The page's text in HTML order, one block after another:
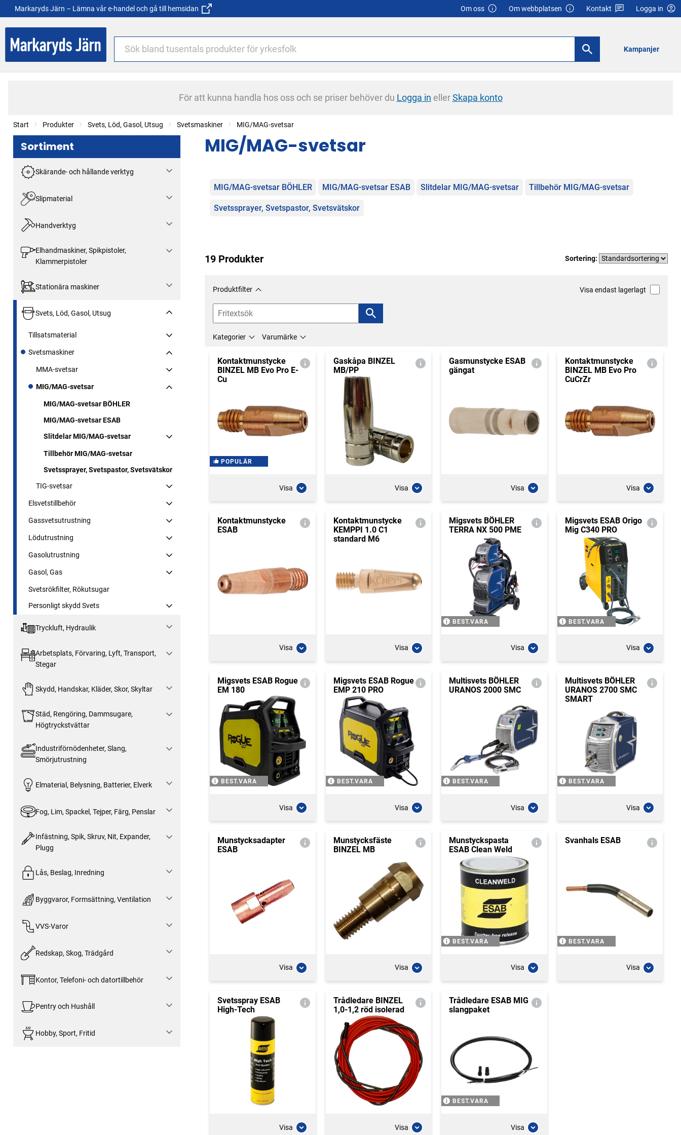
Markaryds Järn – Lämna vår e-handel och gå till hemsidan Om oss Om webbplatsen Kontakt Logga in
Kampanjer
För att kunna handla hos oss och se priser behöver du Logga in ellerSkapa konto
Start Produkter Svets, Löd, Gasol, Utsug Svetsmaskiner MIG/MAG-svetsar
Sortiment
Skärande- och hållande verktyg
Slipmaterial
Handverktyg
Elhandmaskiner, Spikpistoler,
Klammerpistoler
Stationära maskiner
Svets, Löd, Gasol, Utsug
Tillsatsmaterial
Svetsmaskiner
MMA-svetsar
MIG/MAG-svetsar
MIG/MAG-svetsar BÖHLER
MIG/MAG-svetsar ESAB
Slitdelar MIG/MAG-svetsar
Tillbehör MIG/MAG-svetsar
Svetssprayer, Svetspastor, Svetsvätskor
TIG-svetsar
Elsvetstillbehör
Gassvetsutrustning
Lödutrustning
Gasolutrustning
Gasol, Gas
Svetsrökfilter, Rökutsugar
Personligt skydd Svets
Tryckluft, Hydraulik
Arbetsplats, Förvaring, Lyft, Transport,
Stegar
Skydd, Handskar, Kläder, Skor, Skyltar
Städ, Rengöring, Dammsugare,
Högtryckstvättar
Industriförnödenheter, Slang,
Smörjutrustning
Elmaterial, Belysning, Batterier, Elverk
Fog, Lim, Spackel, Tejper, Färg, Penslar
Infästning, Spik, Skruv, Nit, Expander,
Plugg
Lås, Beslag, Inredning
Byggvaror, Formsättning, Ventilation
VVS-Varor
Redskap, Skog, Trädgård
Kontor, Telefoni- och datortillbehör
Pentry och Hushåll
Hobby, Sport, Fritid
MIG/MAG-svetsar
Kategorier
MIG/MAG-svetsar BÖHLER MIG/MAG-svetsar ESAB Slitdelar MIG/MAG-svetsar Tillbehör MIG/MAG-svetsar
Svetssprayer, Svetspastor, Svetsvätskor
19 Produkter Sortering:
Produktfilter Visa endast lagerlagt
Kategorier Varumärke
Kontaktmunstycke
BINZEL MB Evo Pro E-
Cu
POPULÄR
Visa
Gaskåpa BINZEL
MB/PP
Visa
Gasmunstycke ESAB
gängat
Visa
Kontaktmunstycke
BINZEL MB Evo Pro
CuCrZr
Visa
Kontaktmunstycke
ESAB
Visa
Kontaktmunstycke
KEMPPI 1.0 C1
standard M6
Visa
Migsvets BÖHLER
TERRA NX 500 PME
BEST.VARA
Visa
Migsvets ESAB Origo
Mig C340 PRO
BEST.VARA
Visa
Migsvets ESAB Rogue
EM 180
BEST.VARA
Visa
Migsvets ESAB Rogue
EMP 210 PRO
BEST.VARA
Visa
Multisvets BÖHLER
URANOS 2000 SMC
BEST.VARA
Visa
Multisvets BÖHLER
URANOS 2700 SMC
SMART
BEST.VARA
Visa
Munstycksadapter
ESAB
Visa
Munstycksfäste
BINZEL MB
Visa
Munstyckspasta
ESAB Clean Weld
BEST.VARA
Visa
Svanhals ESAB
BEST.VARA
Visa
Svetsspray ESAB
High-Tech
Visa
Trådledare BINZEL
1,0-1,2 röd isolerad
Visa
Trådledare ESAB MIG
slangpaket
BEST.VARA
Visa